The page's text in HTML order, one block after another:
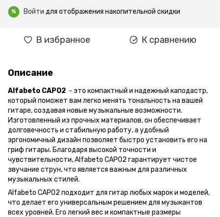
% Войти для отображения накопительной скидки
В избранное К сравнению
Описание
Alfabeto CAPO2 - это компактный и надежный каподастр,
который поможет вам легко менять тональность на вашей
гитаре, создавая новые музыкальные возможности.
Изготовленный из прочных материалов, он обеспечивает
долговечность и стабильную работу, а удобный
эргономичный дизайн позволяет быстро установить его на
гриф гитары. Благодаря высокой точности и
чувствительности, Alfabeto CAPO2 гарантирует чистое
звучание струн, что является важным для различных
музыкальных стилей.
Alfabeto CAPO2 подходит для гитар любых марок и моделей,
что делает его универсальным решением для музыкантов
всех уровней. Его легкий вес и компактные размеры